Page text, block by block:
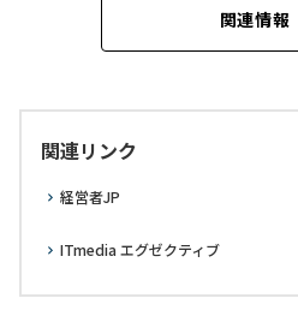
関連情報
関連リンク
経営者JP
ITmedia エグゼクティブ